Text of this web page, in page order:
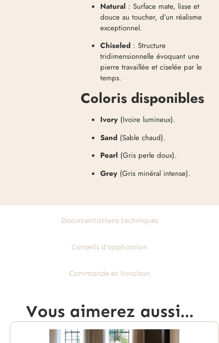
Documentations techniques
Conseils d'application
Commande et livraison
Natural : Surface mate, lisse et
douce au toucher, d’un réalisme
exceptionnel.
Chiseled : Structure
tridimensionnelle évoquant une
pierre travaillée et ciselée par le
temps.
Coloris disponibles
Ivory (Ivoire lumineux).
Sand (Sable chaud).
Pearl (Gris perle doux).
Grey (Gris minéral intense).
Vous aimerez aussi...